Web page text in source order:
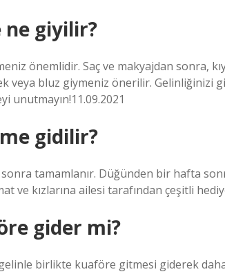
giyilir?
önemlidir. Saç ve makyajdan sonra,
veya bluz giymeniz önerilir. Gelinliğinizi
unutmayın!11.09.2021
gidilir?
tamamlanır. Düğünden bir hafta
ve kızlarına ailesi tarafından çeşitli
gider mi?
birlikte kuaföre gitmesi giderek